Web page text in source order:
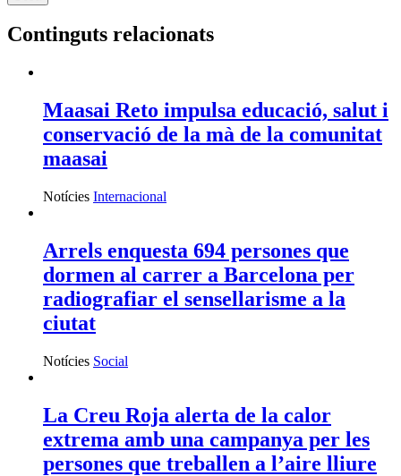
Continguts relacionats
Maasai Reto impulsa educació, salut i
conservació de la mà de la comunitat
maasai
Notícies Internacional
Arrels enquesta 694 persones que
dormen al carrer a Barcelona per
radiografiar el sensellarisme a la
ciutat
Notícies Social
La Creu Roja alerta de la calor
extrema amb una campanya per les
persones que treballen a l’aire lliure